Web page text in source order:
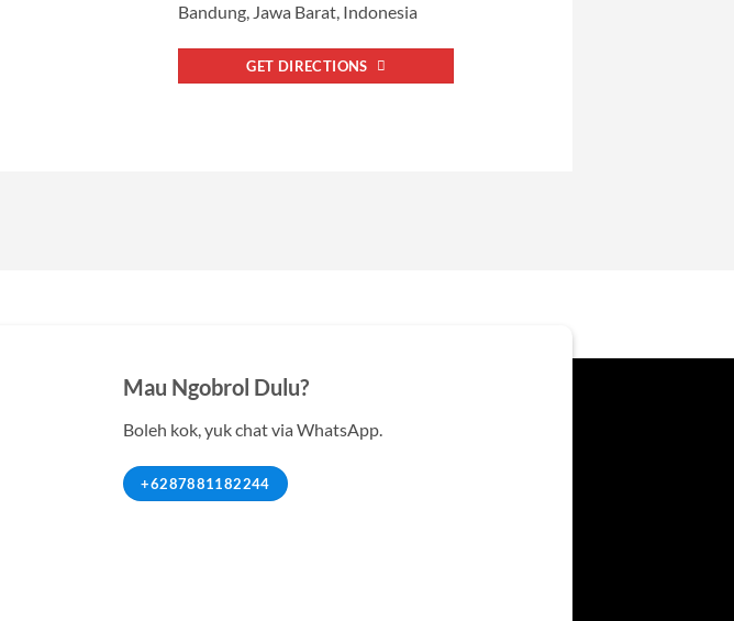
Bandung, Jawa Barat, Indonesia
GET DIRECTIONS
Mau Ngobrol Dulu?
Boleh kok, yuk chat via WhatsApp.
+6287881182244